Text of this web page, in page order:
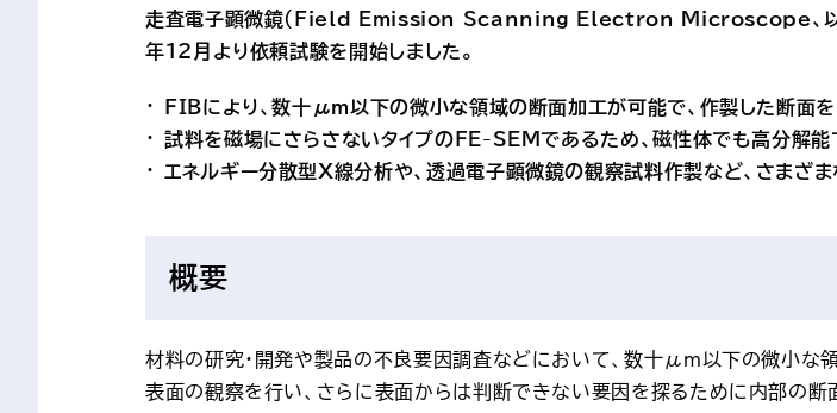
走査電子顕微鏡（Field Emission Scanning Electron Microscope、以
年12月より依頼試験を開始しました。
FIBにより、数十μm以下の微小な領域の断面加工が可能で、作製した断面
試料を磁場にさらさないタイプのFE-SEMであるため、磁性体でも高分解能
エネルギー分散型X線分析や、透過電子顕微鏡の観察試料作製など、さまざま
概要
材料の研究・開発や製品の不良要因調査などにおいて、数十μm以下の微小な
表面の観察を行い、さらに表面からは判断できない要因を探るために内部の断